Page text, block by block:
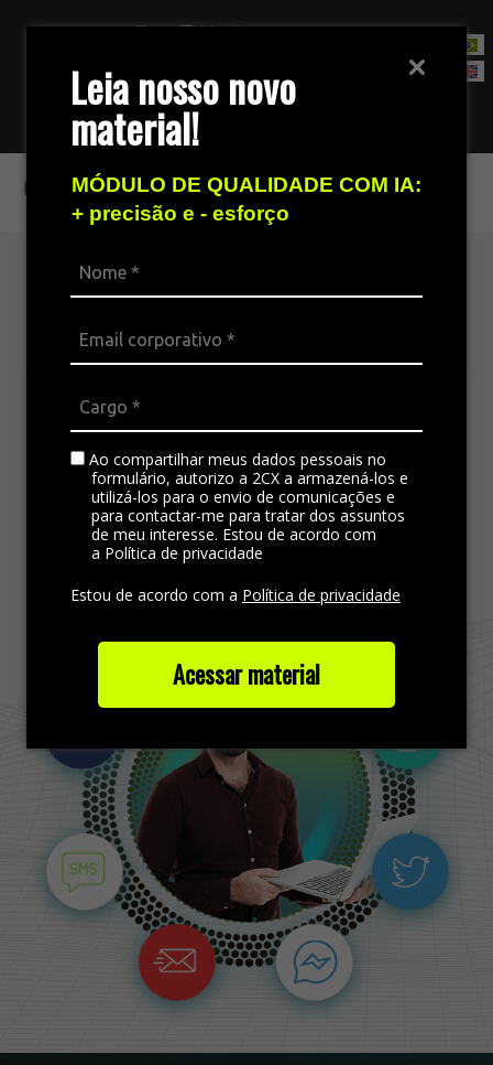
Leia nosso novo
material!
MÓDULO DE QUALIDADE COM IA:
+ precisão e - esforço
Ao compartilhar meus dados pessoais no
formulário, autorizo a 2CX a armazená-los e
utilizá-los para o envio de comunicações e
para contactar-me para tratar dos assuntos
de meu interesse. Estou de acordo com
a Política de privacidade
Estou de acordo com a Política de privacidade
Acessar material
Fale com nossa equipe de vendas
Conteúdo
Atenda seu cliente
A plataforma omnichannel é ideal para integrar
todos os canais da empresa, padronizando a
comunicação e gerando satisfação no
atendimento.
Saiba mais